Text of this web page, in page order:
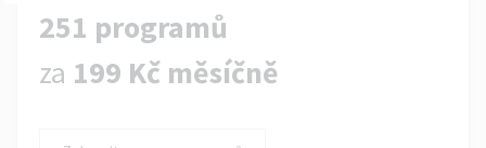
251 programů
za 199 Kč měsíčně